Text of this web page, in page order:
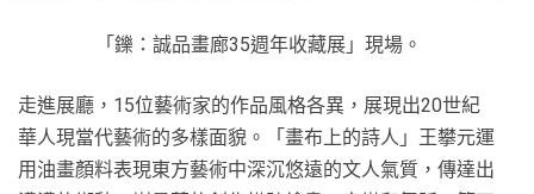
「鑠：誠品畫廊35週年收藏展」現場。
走進展廳，15位藝術家的作品風格各異，展現出20世紀
華人現當代藝術的多樣面貌。「畫布上的詩人」王攀元運
用油畫顏料表現東方藝術中深沉悠遠的文人氣質，傳達出